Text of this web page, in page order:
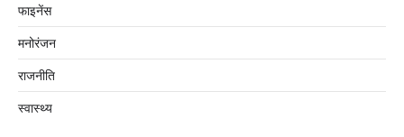
फाइनेंस
मनोरंजन
राजनीति
स्वास्थ्य